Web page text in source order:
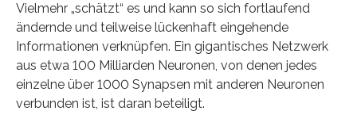
Vielmehr „schätzt“ es und kann so sich fortlaufend
ändernde und teilweise lückenhaft eingehende
Informationen verknüpfen. Ein gigantisches Netzwerk
aus etwa 100 Milliarden Neuronen, von denen jedes
einzelne über 1000 Synapsen mit anderen Neuronen
verbunden ist, ist daran beteiligt.